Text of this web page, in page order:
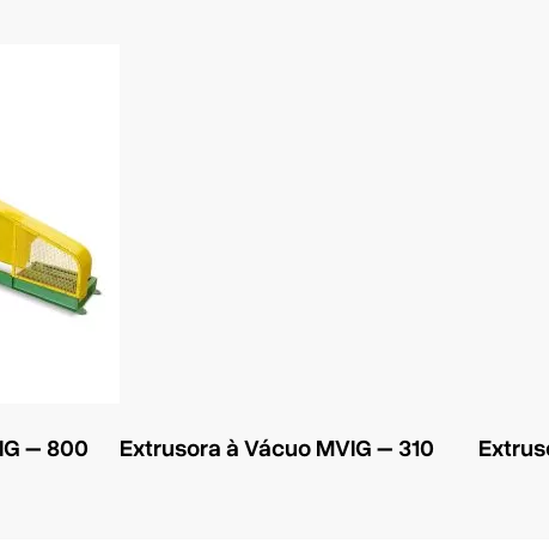
– 800 Extrusora à Vácuo MVIG – 310